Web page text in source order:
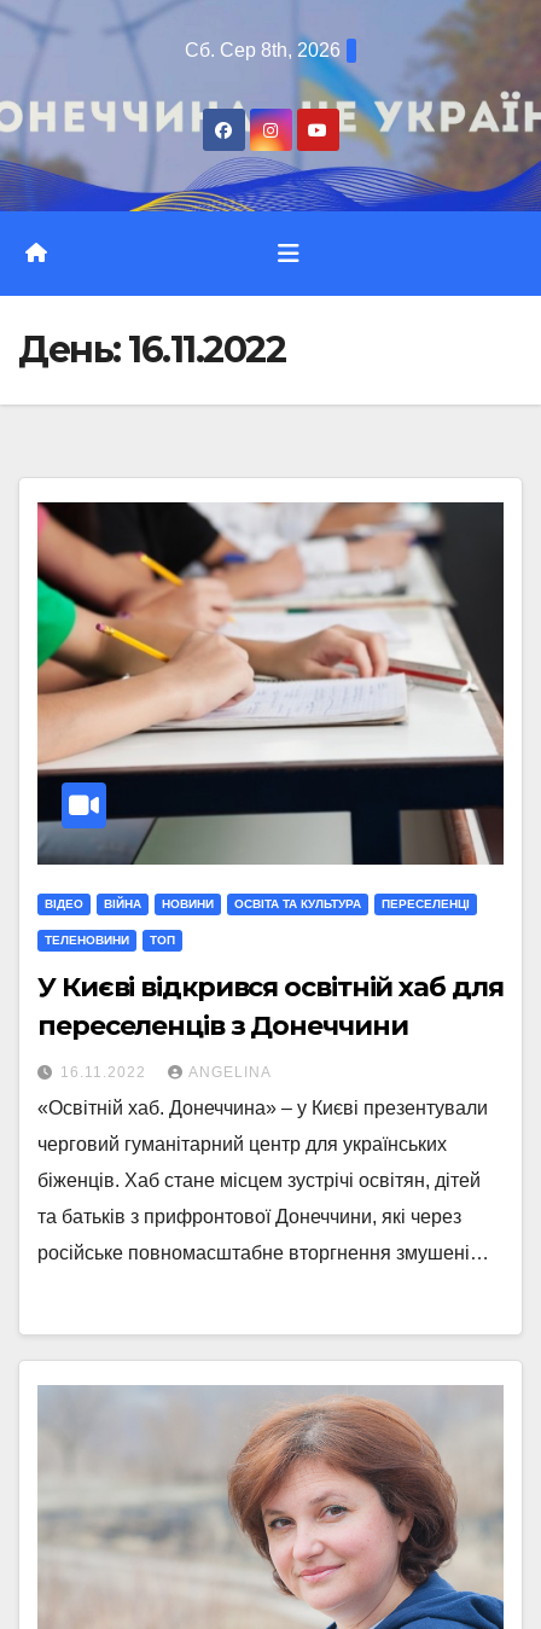
Перейти
Сб. Сер 8th, 2026
День:16.11.2022
ВІДЕО ВІЙНА НОВИНИ ОСВІТА ТА КУЛЬТУРА ПЕРЕСЕЛЕНЦІ
ТЕЛЕНОВИНИ ТОП
У Києві відкрився освітній хаб для
переселенців з Донеччини
16.11.2022 ANGELINA
«Освітній хаб. Донеччина» – у Києві презентували
черговий гуманітарний центр для українських
біженців. Хаб стане місцем зустрічі освітян, дітей
та батьків з прифронтової Донеччини, які через
російське повномасштабне вторгнення змушені…